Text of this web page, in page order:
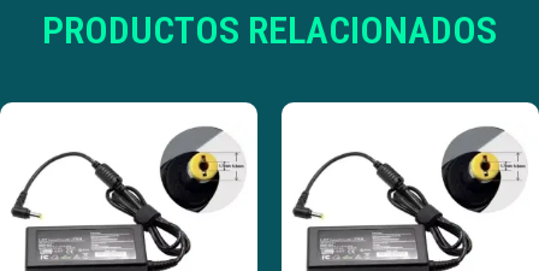
PRODUCTOS RELACIONADOS